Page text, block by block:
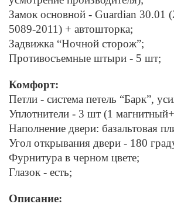
Замок основной - Guardian 30.01
5089-2011) + автошторка;
Задвижка “Ночной сторож”;
Противосъемные штыри - 5 шт;
Комфорт:
Петли - система петель “Барк”,
Уплотнители - 3 шт (1
Наполнение двери: базальтовая
Угол открывания двери - 180
Фурнитура в черном цвете;
Глазок - есть;
Описание: